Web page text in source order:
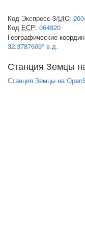
Код Экспресс-3/UIC:
Код ЕСР: 064820
Географические
32.3787609° в.д.
Станция Земцы
Станция Земцы на